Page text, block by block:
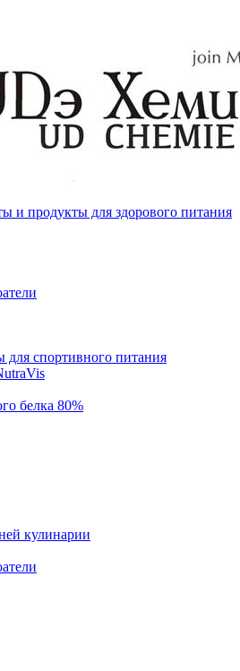
и продукты для здорового питания
спортивного питания
белка 80%
кулинарии